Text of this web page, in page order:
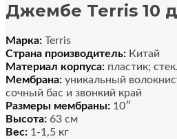
Джембе Terris 10
Марка: Terris
Страна производитель: Китай
Материал корпуса: пластик;
Мембрана: уникальный
сочный бас и звонкий край
Размеры мембраны: 10″
Высота: 63 см
Вес: 1-1,5 кг